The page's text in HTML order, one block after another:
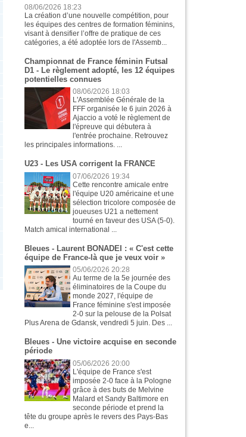
08/06/2026 18:23
La création d’une nouvelle compétition, pour
les équipes des centres de formation féminins,
visant à densifier l’offre de pratique de ces
catégories, a été adoptée lors de l'Assemb...
Championnat de France féminin Futsal
D1 - Le règlement adopté, les 12 équipes
potentielles connues
08/06/2026 18:03
L'Assemblée Générale de la
FFF organisée le 6 juin 2026 à
Ajaccio a voté le règlement de
l'épreuve qui débutera à
l'entrée prochaine. Retrouvez
les principales informations. ...
U23 - Les USA corrigent la FRANCE
07/06/2026 19:34
Cette rencontre amicale entre
l'équipe U20 américaine et une
sélection tricolore composée de
joueuses U21 a nettement
tourné en faveur des USA (5-0).
Match amical international ...
Bleues - Laurent BONADEI : « C'est cette
équipe de France-là que je veux voir »
05/06/2026 20:28
Au terme de la 5e journée des
éliminatoires de la Coupe du
monde 2027, l'équipe de
France féminine s'est imposée
2-0 sur la pelouse de la Polsat
Plus Arena de Gdansk, vendredi 5 juin. Des ...
Bleues - Une victoire acquise en seconde
période
05/06/2026 20:00
L'équipe de France s'est
imposée 2-0 face à la Pologne
grâce à des buts de Melvine
Malard et Sandy Baltimore en
seconde période et prend la
tête du groupe après le revers des Pays-Bas
e...